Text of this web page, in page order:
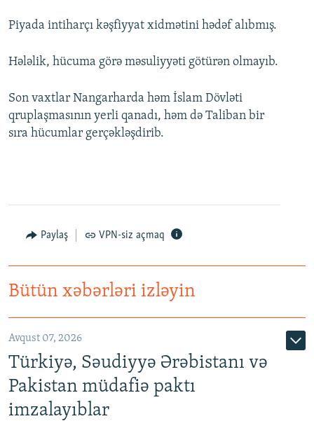
Piyada intiharçı kəşfiyyat xidmətini hədəf alıbmış.
Hələlik, hücuma görə məsuliyyəti götürən olmayıb.
Son vaxtlar Nangarharda həm İslam Dövləti
qruplaşmasının yerli qanadı, həm də Taliban bir
sıra hücumlar gerçəkləşdirib.
Paylaş VPN-siz açmaq
Bütün xəbərləri izləyin
Avqust 07, 2026
Türkiyə, Səudiyyə Ərəbistanı və
Pakistan müdafiə paktı
imzalayıblar